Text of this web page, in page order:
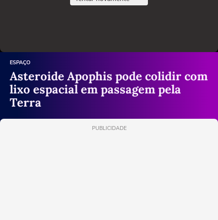
ESPAÇO
Asteroide Apophis pode colidir com
lixo espacial em passagem pela
Terra
PUBLICIDADE